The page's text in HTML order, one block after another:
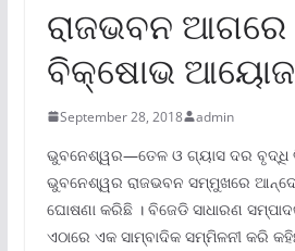
ରାଜଭବନ
ବିକ୍ଷୋଭ
September 28, 2018 admin
ଭୁବନେଶ୍ୱର—ତେଳ ଓ ଗ୍ୟାସ ଦର ବୃଦ୍ଧି
ଭୁବନେଶ୍ୱର ରାଜଭବନ ସମ୍ମୁଖରେ
ଘୋଷଣା କରିଛି । ବିଜେଡି ସାଧାରଣ
ଏଠାରେ ଏକ ସାମ୍ବାଦିକ ସମ୍ମିଳନୀ କରି